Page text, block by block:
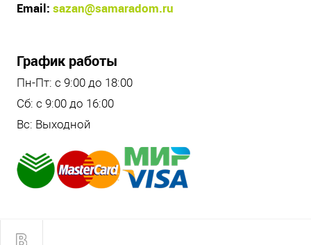
Email: sazan@samaradom.ru
График работы
Пн-Пт: с 9:00 до 18:00
Сб: с 9:00 до 16:00
Вс: Выходной